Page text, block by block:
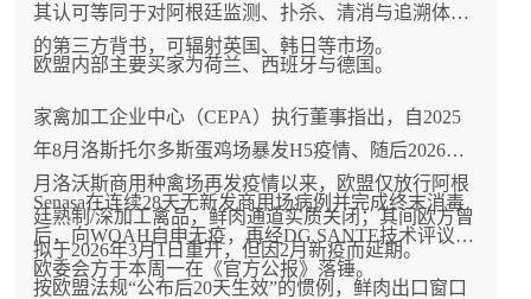
其认可等同于对阿根廷监测、扑杀、清消与追溯体系
的第三方背书，可辐射英国、韩日等市场。
欧盟内部主要买家为荷兰、西班牙与德国。
家禽加工企业中心（CEPA）执行董事指出，自2025
年8月洛斯托尔多斯蛋鸡场暴发H5疫情、随后2026年2
月洛沃斯商用种禽场再发疫情以来，欧盟仅放行阿根
廷熟制/深加工禽品，鲜肉通道实质关闭；其间欧方曾
拟于2026年3月1日重开，但因2月新疫而延期。
Senasa在连续28天无新发商用场病例并完成终末消毒
后，向WOAH自申无疫，再经DG SANTE技术评议，
欧委会方于本周一在《官方公报》落锤。
按欧盟法规“公布后20天生效”的惯例，鲜肉出口窗口